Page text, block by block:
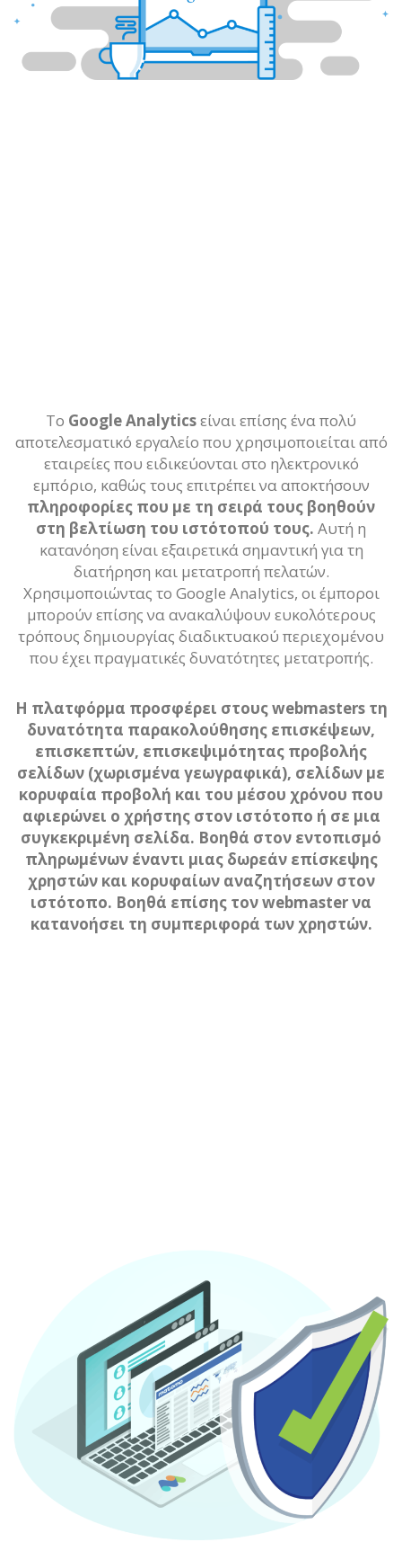
Το Google Analyticsείναι επίσης ένα πολύ
αποτελεσματικό εργαλείο που χρησιμοποιείται από
εταιρείες που ειδικεύονται στο ηλεκτρονικό
εμπόριο, καθώς τους επιτρέπει να αποκτήσουν
πληροφορίες που με τη σειρά τους βοηθούν
στη βελτίωση του ιστότοπού τους. Αυτή η
κατανόηση είναι εξαιρετικά σημαντική για τη
διατήρηση και μετατροπή πελατών.
Χρησιμοποιώντας το Google Analytics, οι έμποροι
μπορούν επίσης να ανακαλύψουν ευκολότερους
τρόπους δημιουργίας διαδικτυακού περιεχομένου
που έχει πραγματικές δυνατότητες μετατροπής.
Η πλατφόρμα προσφέρει στους webmasters τη
δυνατότητα παρακολούθησης επισκέψεων,
επισκεπτών, επισκεψιμότητας προβολής
σελίδων (χωρισμένα γεωγραφικά), σελίδων με
κορυφαία προβολή και του μέσου χρόνου που
αφιερώνει ο χρήστης στον ιστότοπο ή σε μια
συγκεκριμένη σελίδα. Βοηθά στον εντοπισμό
πληρωμένων έναντι μιας δωρεάν επίσκεψης
χρηστών και κορυφαίων αναζητήσεων στον
ιστότοπο. Βοηθά επίσης τον webmaster να
κατανοήσει τη συμπεριφορά των χρηστών.